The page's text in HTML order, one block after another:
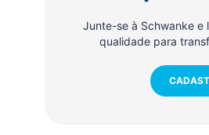
Junte-se à Schwanke e
qualidade para